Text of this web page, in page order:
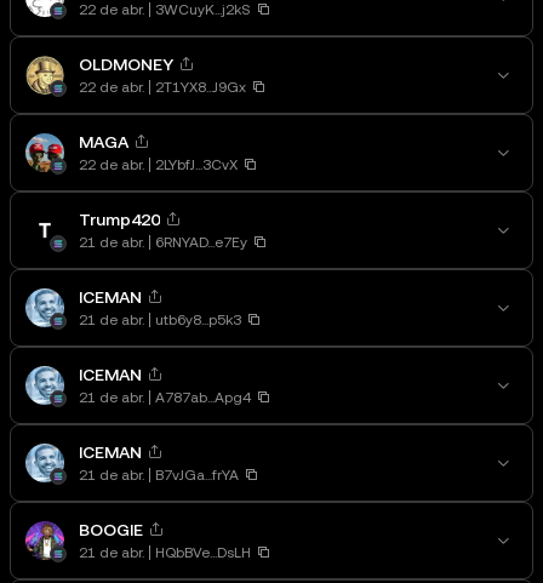
22 de abr. 3WCuyK...j2kS
OLDMONEY
22 de abr. 2T1YX8...J9Gx
MAGA
22 de abr. 2LYbfJ...3CvX
Trump420
21 de abr. 6RNYAD...e7Ey
ICEMAN
21 de abr. utb6y8...p5k3
ICEMAN
21 de abr. A787ab...Apg4
ICEMAN
21 de abr. B7vJGa...frYA
BOOGIE
21 de abr. HQbBVe...DsLH